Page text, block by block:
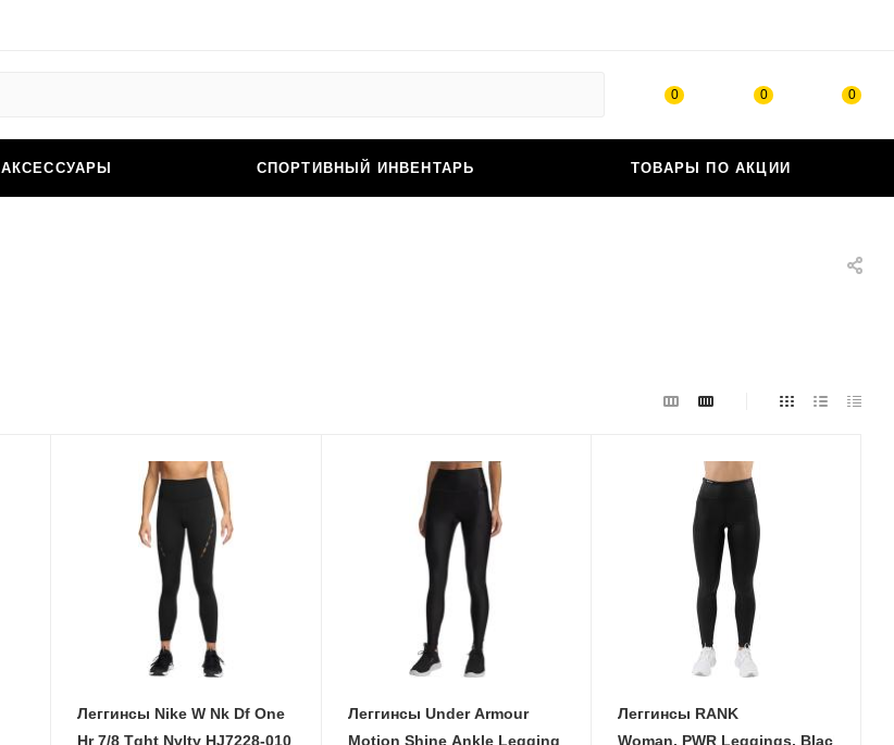
0 0 0
АКСЕССУАРЫ СПОРТИВНЫЙ ИНВЕНТАРЬ ТОВАРЫ ПО АКЦИИ
Леггинсы Nike W Nk Df One
Hr 7/8 Tght Nvlty HJ7228-010
Леггинсы Under Armour
Motion Shine Ankle Legging
Леггинсы RANK
Woman, PWR Leggings, Black